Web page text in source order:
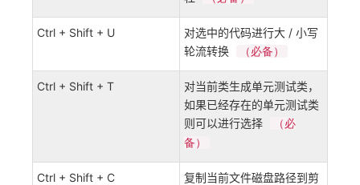
Ctrl + Shift + U
对选中的代码进行大 / 小写
轮流转换
（必备）
Ctrl + Shift + T
对当前类生成单元测试类，
如果已经存在的单元测试类
则可以进行选择
（必
备）
Ctrl + Shift + C
复制当前文件磁盘路径到剪